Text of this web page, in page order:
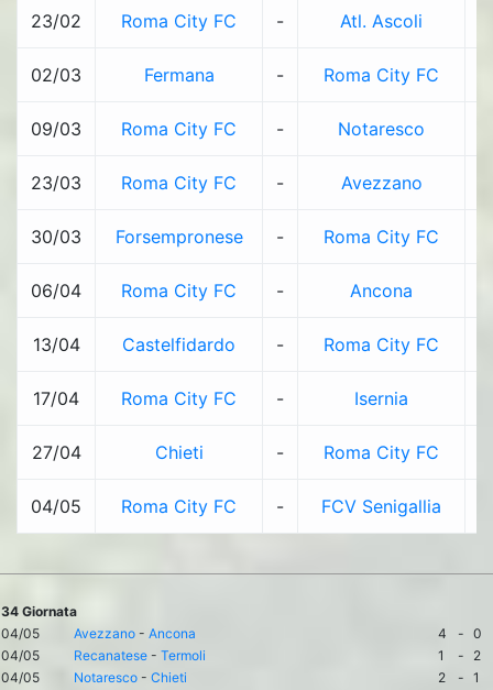
23/02 Roma City FC - Atl. Ascoli
02/03 Fermana - Roma City FC
09/03 Roma City FC - Notaresco
23/03 Roma City FC - Avezzano
30/03 Forsempronese - Roma City FC
06/04 Roma City FC - Ancona
13/04 Castelfidardo - Roma City FC
17/04 Roma City FC - Isernia
27/04 Chieti - Roma City FC
04/05 Roma City FC - FCV Senigallia
34 Giornata
04/05
Avezzano - Ancona 4 - 0
04/05
Recanatese - Termoli 1 -
2
04/05
Notaresco - Chieti 2 - 1